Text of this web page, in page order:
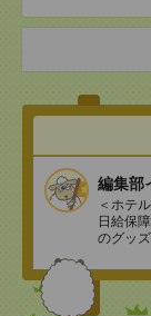
編集部
＜ホテ
日給保
のグッ